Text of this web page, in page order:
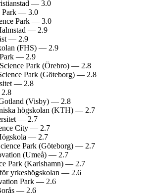
— 3.0
Park — 3.0
Park — 3.0
— 2.9
— 2.9
(FHS) — 2.9
Park — 2.9
Park (Örebro) — 2.8
Park (Göteborg) — 2.8
— 2.8
(Visby) — 2.8
högskolan (KTH) — 2.7
— 2.7
City — 2.7
— 2.7
Park (Göteborg) — 2.7
(Umeå) — 2.7
Park (Karlshamn) — 2.7
yrkes­högskolan — 2.6
Park — 2.6
— 2.6